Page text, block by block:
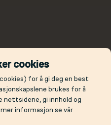
cookies
for å gi deg en best
brukes for å
nettsidene, gi innhold og
informasjon se vår